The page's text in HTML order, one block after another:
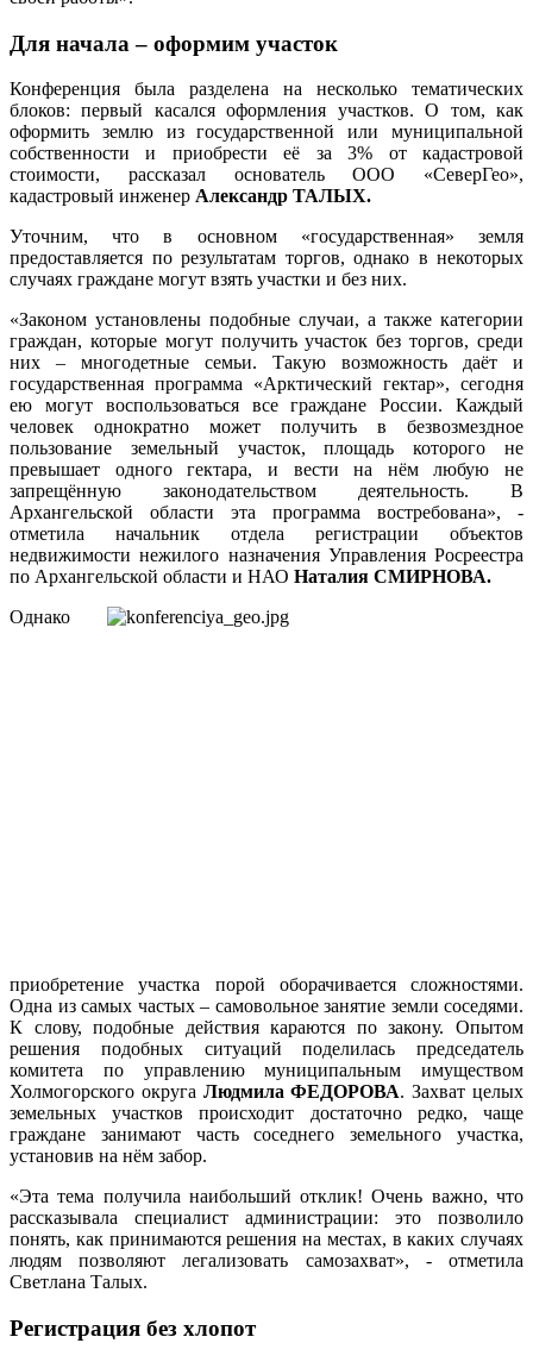
Для начала – оформим участок
Конференция была разделена на несколько тематических
блоков: первый касался оформления участков. О том, как
оформить землю из государственной или муниципальной
собственности и приобрести её за 3% от кадастровой
стоимости, рассказал основатель ООО «СеверГео»,
кадастровый инженер Александр ТАЛЫХ.
Уточним, что в основном «государственная» земля
предоставляется по результатам торгов, однако в некоторых
случаях граждане могут взять участки и без них.
«Законом установлены подобные случаи, а также категории
граждан, которые могут получить участок без торгов, среди
них – многодетные семьи. Такую возможность даёт и
государственная программа «Арктический гектар», сегодня
ею могут воспользоваться все граждане России. Каждый
человек однократно может получить в безвозмездное
пользование земельный участок, площадь которого не
превышает одного гектара, и вести на нём любую не
запрещённую законодательством деятельность. В
Архангельской области эта программа востребована», -
отметила начальник отдела регистрации объектов
недвижимости нежилого назначения Управления Росреестра
по Архангельской области и НАО Наталия СМИРНОВА.
Однако
приобретение участка порой оборачивается сложностями.
Одна из самых частых – самовольное занятие земли соседями.
К слову, подобные действия караются по закону. Опытом
решения подобных ситуаций поделилась председатель
комитета по управлению муниципальным имуществом
Холмогорского округа Людмила ФЕДОРОВА. Захват целых
земельных участков происходит достаточно редко, чаще
граждане занимают часть соседнего земельного участка,
установив на нём забор.
«Эта тема получила наибольший отклик! Очень важно, что
рассказывала специалист администрации: это позволило
понять, как принимаются решения на местах, в каких случаях
людям позволяют легализовать самозахват», - отметила
Светлана Талых.
Регистрация без хлопот